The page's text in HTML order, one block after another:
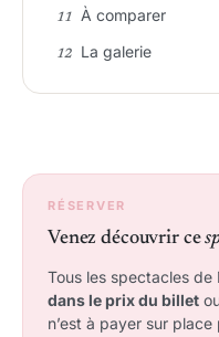
À comparer
La galerie
RÉSERVER
Venez découvrir ce
Tous les spectacles de
dans le prix du billet
n’est à payer sur